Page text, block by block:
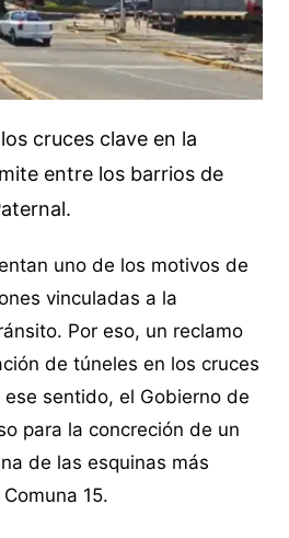
cruces clave en la
entre los barrios de
uno de los motivos de
vinculadas a la
Por eso, un reclamo
de túneles en los cruces
sentido, el Gobierno de
para la concreción de un
de las esquinas más
15.